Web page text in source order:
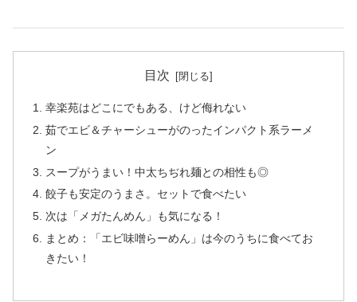
目次
幸楽苑はどこにでもある、けど侮れない
茹でエビ＆チャーシューがのったインパクト系ラーメ
ン
スープがうまい！中太ちぢれ麺との相性も◎
餃子も安定のうまさ。セットで食べたい
次は「メガたんめん」も気になる！
まとめ：「エビ味噌らーめん」は今のうちに食べてお
きたい！